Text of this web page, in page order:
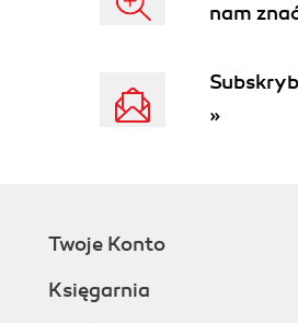
nam
»
Twoje Konto
Księgarnia